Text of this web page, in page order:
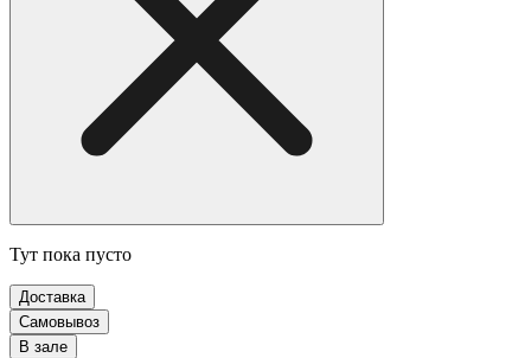
Тут пока пусто
Доставка
Самовывоз
В зале